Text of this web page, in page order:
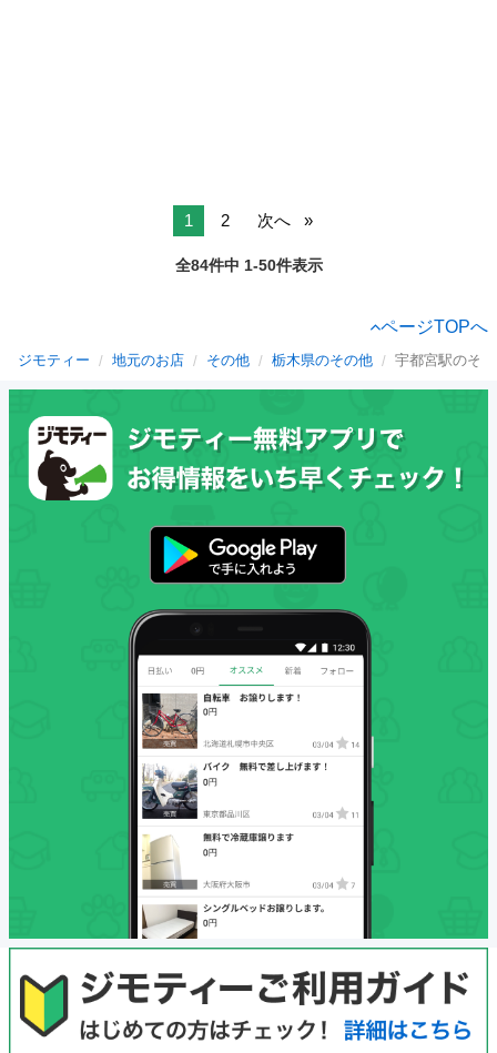
1 2 次へ
全84件中 1-50件表示
ページTOPへ
ジモティー 地元のお店 その他 栃木県のその他 宇都宮駅のそ